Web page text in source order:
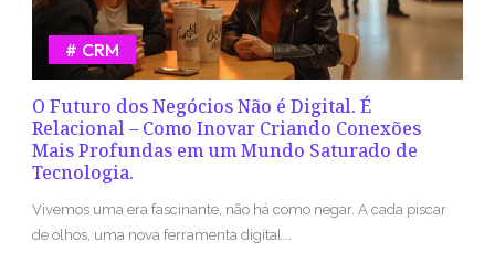
O Futuro dos Negócios Não é Digital. É
Relacional – Como Inovar Criando Conexões
Mais Profundas em um Mundo Saturado de
Tecnologia.
CRM
Vivemos uma era fascinante, não há como negar. A cada piscar
de olhos, uma nova ferramenta digital...